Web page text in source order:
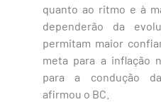
quanto ao ritmo e à
dependerão da
permitam maior
meta para a inflação
para a condução
afirmou o BC.